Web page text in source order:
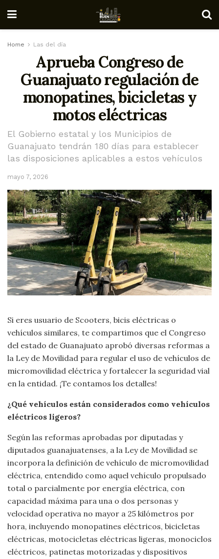
Home Las del día
Aprueba Congreso de
Guanajuato regulación de
monopatines, bicicletas y
motos eléctricas
El Gobierno estatal y los Municipios de
Guanajuato tendrán 180 días para establecer
las disposiciones aplicables a estos vehículos
mayo 7, 2026
Si eres usuario de Scooters, bicis eléctricas o
vehículos similares, te compartimos que el Congreso
del estado de Guanajuato aprobó diversas reformas a
la Ley de Movilidad para regular el uso de vehículos de
micromovilidad eléctrica y fortalecer la seguridad vial
en la entidad. ¡Te contamos los detalles!
¿Qué vehículos están considerados como vehículos
eléctricos ligeros?
Según las reformas aprobadas por diputadas y
diputados guanajuatenses, a la Ley de Movilidad se
incorpora la definición de vehículo de micromovilidad
eléctrica, entendido como aquel vehículo propulsado
total o parcialmente por energía eléctrica, con
capacidad máxima para una o dos personas y
velocidad operativa no mayor a 25 kilómetros por
hora, incluyendo monopatines eléctricos, bicicletas
eléctricas, motocicletas eléctricas ligeras, monociclos
eléctricos, patinetas motorizadas y dispositivos